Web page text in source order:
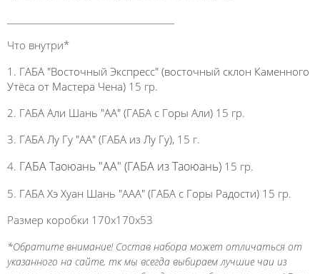
Что внутри*
1. ГАБА "Восточный Экспресс" (восточный склон Каменного
Утёса от Мастера Чена) 15 гр.
2. ГАБА Али Шань "АА" (ГАБА с Горы Али) 15 гр.
3. ГАБА Лу Гу "АА" (ГАБА из Лу Гу), 15 г.
4. ГАБА Таоюань "АА" (ГАБА из Таоюань) 15 гр.
5. ГАБА Хэ Хуан Шань "ААА" (ГАБА с Горы Радости) 15 гр.
Размер коробки 170х170х53
*Обратите внимание! Состав набора может отличаться от
указанного на сайте, тк мы всегда выбираем лучшие чаи из